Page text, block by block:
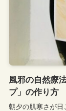
風邪の自然療
プ」の作り方
朝夕の肌寒さが日